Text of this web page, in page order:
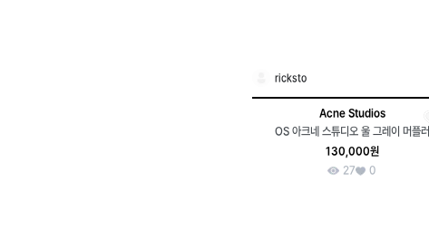
ricksto
Acne Studios
OS 아크네 스튜디오 울 그레이 머플러
130,000원
27
0